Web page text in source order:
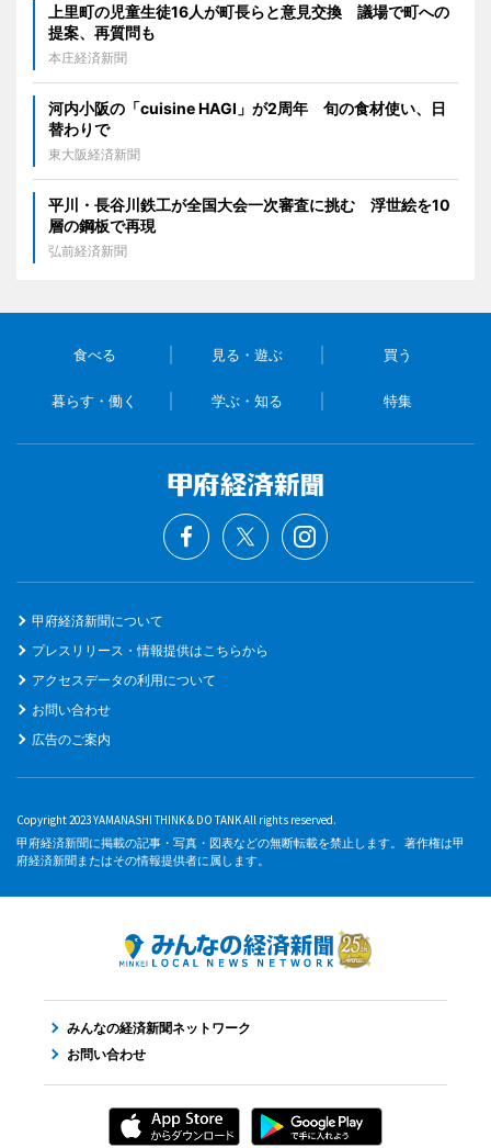
上里町の児童生徒16人が町長らと意見交換 議場で町への
提案、再質問も
本庄経済新聞
河内小阪の「cuisine HAGI」が2周年 旬の食材使い、日
替わりで
東大阪経済新聞
平川・長谷川鉄工が全国大会一次審査に挑む 浮世絵を10
層の鋼板で再現
弘前経済新聞
食べる 見る・遊ぶ 買う
暮らす・働く 学ぶ・知る 特集
甲府経済新聞について
プレスリリース・情報提供はこちらから
アクセスデータの利用について
お問い合わせ
広告のご案内
Copyright 2023 YAMANASHI THINK & DO TANK All rights reserved.
甲府経済新聞に掲載の記事・写真・図表などの無断転載を禁止します。 著作権は甲
府経済新聞またはその情報提供者に属します。
みんなの経済新聞ネットワーク
お問い合わせ